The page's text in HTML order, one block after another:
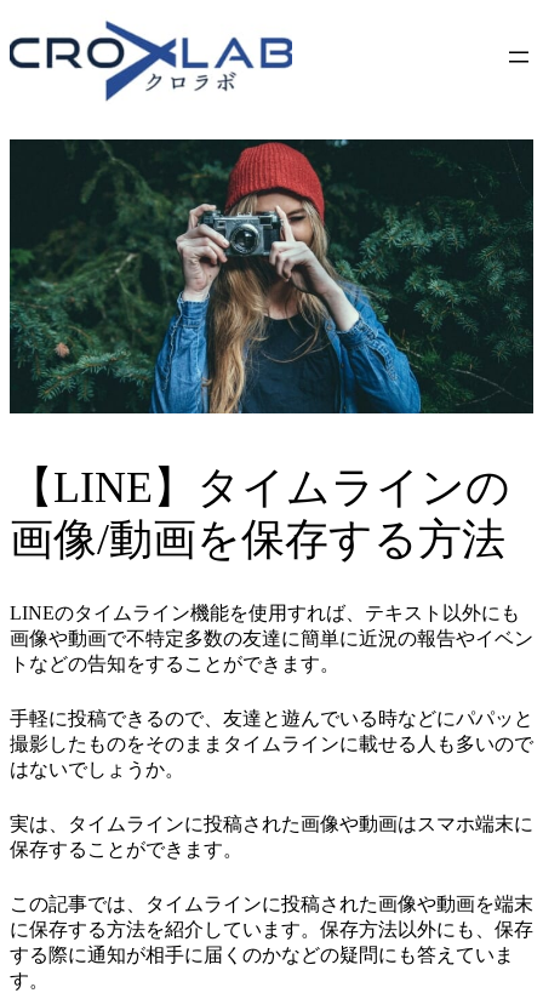
to
content
【LINE】タイムラインの
画像/動画を保存する方法
LINEのタイムライン機能を使用すれば、テキスト以外にも
画像や動画で不特定多数の友達に簡単に近況の報告やイベン
トなどの告知をすることができます。
手軽に投稿できるので、友達と遊んでいる時などにパパッと
撮影したものをそのままタイムラインに載せる人も多いので
はないでしょうか。
実は、タイムラインに投稿された画像や動画はスマホ端末に
保存することができます。
この記事では、タイムラインに投稿された画像や動画を端末
に保存する方法を紹介しています。保存方法以外にも、保存
する際に通知が相手に届くのかなどの疑問にも答えていま
す。